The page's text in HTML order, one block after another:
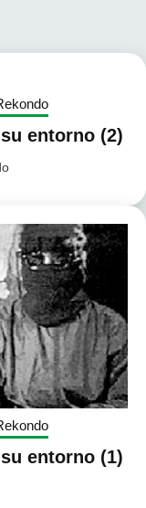
entorno (2)
entorno (1)